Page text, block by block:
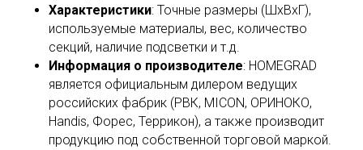
Характеристики: Точные размеры (ШхВхГ),
используемые материалы, вес, количество
секций, наличие подсветки и т.д.
Информация о производителе: HOMEGRAD
является официальным дилером ведущих
российских фабрик (РВК, MICON, ОРИНОКО,
Handis, Форес, Террикон), а также производит
продукцию под собственной торговой маркой.